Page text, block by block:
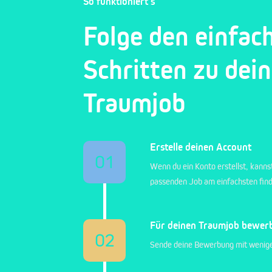
Folge den
Schritten zu
Traumjob
01
Erstelle deinen Account
Wenn du ein Konto erstellst,
passenden Job am einfachsten
02
Für deinen Traumjob
Sende deine Bewerbung mit